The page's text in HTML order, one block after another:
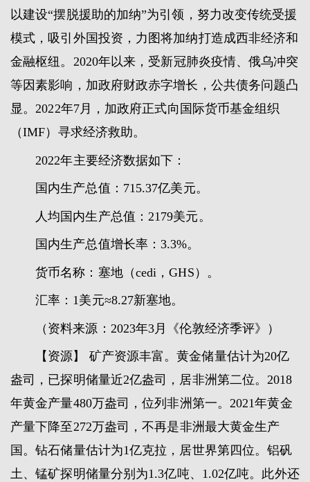
以建设“摆脱援助的加纳”为引领，努力改变传统受援
模式，吸引外国投资，力图将加纳打造成西非经济和
金融枢纽。2020年以来，受新冠肺炎疫情、俄乌冲突
等因素影响，加政府财政赤字增长，公共债务问题凸
显。2022年7月，加政府正式向国际货币基金组织
（IMF）寻求经济救助。
2022年主要经济数据如下：
国内生产总值：715.37亿美元。
人均国内生产总值：2179美元。
国内生产总值增长率：3.3%。
货币名称：塞地（cedi，GHS）。
汇率：1美元≈8.27新塞地。
（资料来源：2023年3月《伦敦经济季评》）
【资源】 矿产资源丰富。黄金储量估计为20亿
盎司，已探明储量近2亿盎司，居非洲第二位。2018
年黄金产量480万盎司，位列非洲第一。2021年黄金
产量下降至272万盎司，不再是非洲最大黄金生产
国。钻石储量估计为1亿克拉，居世界第四位。铝矾
土、锰矿探明储量分别为1.3亿吨、1.02亿吨。此外还